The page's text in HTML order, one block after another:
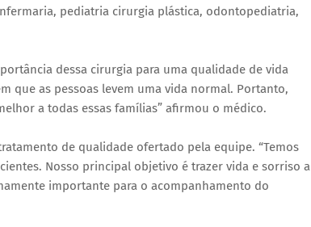
pediatria cirurgia plástica, odontopediatria,
dessa cirurgia para uma qualidade de vida
que as pessoas levem uma vida normal. Portanto,
a todas essas famílias” afirmou o médico.
de qualidade ofertado pela equipe. “Temos
Nosso principal objetivo é trazer vida e sorriso a
importante para o acompanhamento do